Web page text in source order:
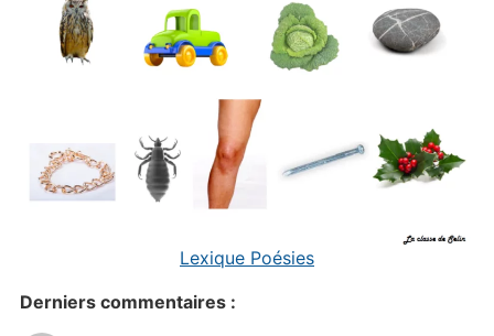
Lexique Poésies
Derniers commentaires :